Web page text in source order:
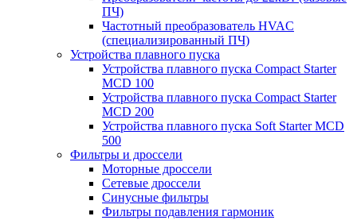
ПЧ)
Частотный преобразователь HVAC
(специализированный ПЧ)
Устройства плавного пуска
Устройства плавного пуска Compact Starter
MCD 100
Устройства плавного пуска Compact Starter
MCD 200
Устройства плавного пуска Soft Starter MCD
500
Фильтры и дроссели
Моторные дроссели
Сетевые дроссели
Синусные фильтры
Фильтры подавления гармоник